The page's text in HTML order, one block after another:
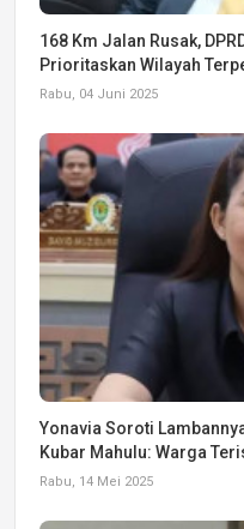
168 Km Jalan Rusak,
Prioritaskan Wilayah
Rabu, 04 Juni 2025
Yonavia Soroti
Kubar Mahulu: Warga
Rabu, 14 Mei 2025